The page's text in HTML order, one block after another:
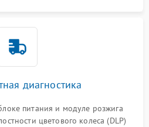
диагностика
питания и модуле розжига
цветового колеса (DLP)